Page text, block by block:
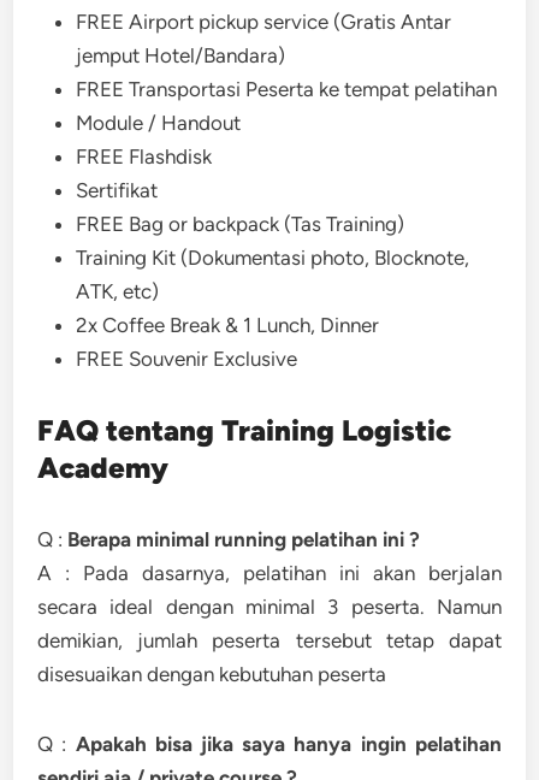
FREE Airport pickup service (Gratis Antar
jemput Hotel/Bandara)
FREE Transportasi Peserta ke tempat pelatihan
Module / Handout
FREE Flashdisk
Sertifikat
FREE Bag or backpack (Tas Training)
Training Kit (Dokumentasi photo, Blocknote,
ATK, etc)
2x Coffee Break & 1 Lunch, Dinner
FREE Souvenir Exclusive
FAQ tentang Training Logistic
Academy
Q : Berapa minimal running pelatihan ini ?
A : Pada dasarnya, pelatihan ini akan berjalan
secara ideal dengan minimal 3 peserta. Namun
demikian, jumlah peserta tersebut tetap dapat
disesuaikan dengan kebutuhan peserta
Q : Apakah bisa jika saya hanya ingin pelatihan